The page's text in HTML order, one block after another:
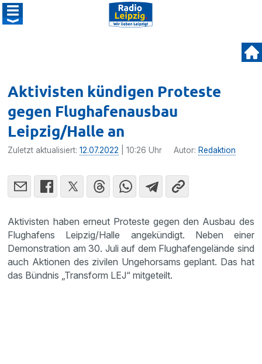
Aktivisten kündigen Proteste
gegen Flughafenausbau
Leipzig/Halle an
Zuletzt aktualisiert:12.07.2022 | 10:26 Uhr Autor: Redaktion
Aktivisten haben erneut Proteste gegen den Ausbau des
Flughafens Leipzig/Halle angekündigt. Neben einer
Demonstration am 30. Juli auf dem Flughafengelände sind
auch Aktionen des zivilen Ungehorsams geplant. Das hat
das Bündnis „Transform LEJ“ mitgeteilt.